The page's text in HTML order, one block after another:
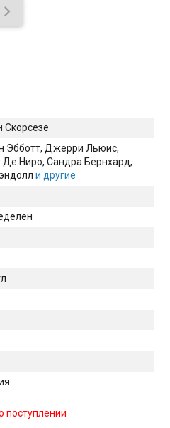

Скорсезе
Эбботт, Джерри Льюис,
Де Ниро, Сандра Бернхард,
и другие
поступлении